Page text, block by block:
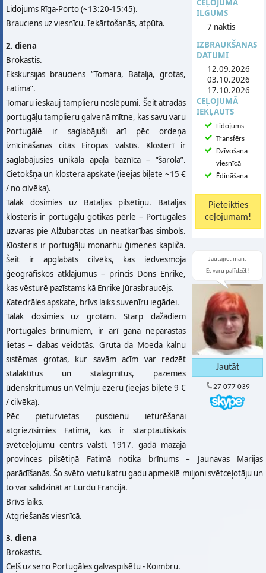
CEĻOJUMA
ILGUMS
7 naktis
IZBRAUKŠANAS
DATUMI
12.09.2026
03.10.2026
17.10.2026
CEĻOJUMĀ
IEKĻAUTS
Lidojums
Transfērs
Dzīvošana
viesnīcā
Ēdināšana
Jautājiet man.
Es varu palīdzēt!
27 077 039
Lidojums Rīga-Porto (~13:20-15:45).
Brauciens uz viesnīcu. Iekārtošanās, atpūta.
2. diena
Brokastis.
Ekskursijas brauciens “Tomara, Batalja, grotas,
Fatima”.
Tomaru ieskauj tamplieru noslēpumi. Šeit atradās
portugāļu tamplieru galvenā mītne, kas savu varu
Portugālē ir saglabājuši arī pēc ordeņa
iznīcināšanas citās Eiropas valstīs. Klosterī ir
saglabājusies unikāla apaļa baznīca – “šarola”.
Cietokšņa un klostera apskate (ieejas biļete ~15 €
/ no cilvēka).
Tālāk dosimies uz Bataljas pilsētiņu. Bataljas
klosteris ir portugāļu gotikas pērle – Portugāles
uzvaras pie Alžubarotas un neatkarības simbols.
Klosteris ir portugāļu monarhu ģimenes kapliča.
Šeit ir apglabāts cilvēks, kas iedvesmoja
ģeogrāfiskos atklājumus – princis Dons Enrike,
kas vēsturē pazīstams kā Enrike Jūrasbraucējs.
Katedrāles apskate, brīvs laiks suvenīru iegādei.
Tālāk dosimies uz grotām. Starp dažādiem
Portugāles brīnumiem, ir arī gana neparastas
lietas – dabas veidotās. Gruta da Moeda kalnu
sistēmas grotas, kur savām acīm var redzēt
stalaktītus un stalagmītus, pazemes
ūdenskritumus un Vēlmju ezeru (ieejas biļete 9 €
/ cilvēka).
Pēc pieturvietas pusdienu ieturēšanai
atgriezīsimies Fatimā, kas ir starptautiskais
svētceļojumu centrs valstī. 1917. gadā mazajā
provinces pilsētiņā Fatimā notika brīnums – Jaunavas Marijas
parādīšanās. Šo svēto vietu katru gadu apmeklē miljoni svētceļotāju un
to var salīdzināt ar Lurdu Francijā.
Brīvs laiks.
Atgriešanās viesnīcā.
3. diena
Brokastis.
Ceļš uz seno Portugāles galvaspilsētu - Koimbru.